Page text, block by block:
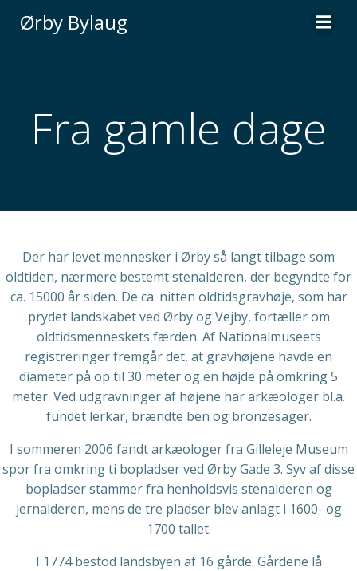
Ørby Bylaug
Fra gamle dage
Der har levet mennesker i Ørby så langt tilbage som
oldtiden, nærmere bestemt stenalderen, der begyndte for
ca. 15000 år siden. De ca. nitten oldtidsgravhøje, som har
prydet landskabet ved Ørby og Vejby, fortæller om
oldtidsmenneskets færden. Af Nationalmuseets
registreringer fremgår det, at gravhøjene havde en
diameter på op til 30 meter og en højde på omkring 5
meter. Ved udgravninger af højene har arkæologer bl.a.
fundet lerkar, brændte ben og bronzesager.
I sommeren 2006 fandt arkæologer fra Gilleleje Museum
spor fra omkring ti bopladser ved Ørby Gade 3. Syv af disse
bopladser stammer fra henholdsvis stenalderen og
jernalderen, mens de tre pladser blev anlagt i 1600- og
1700 tallet.
I 1774 bestod landsbyen af 16 gårde. Gårdene lå